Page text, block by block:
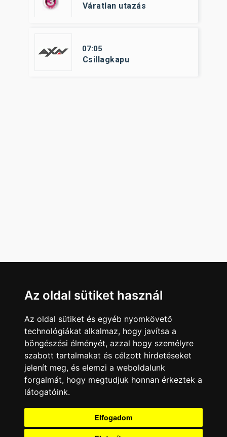
Váratlan utazás
07:05
Csillagkapu
Minden jog fenntartva © 2008 - 2026
A csatornák a műsorváltoztatás jogát
Az oldal sütiket használ
Az oldal sütiket és egyéb nyomkövető
technológiákat alkalmaz, hogy javítsa a
böngészési élményét, azzal hogy személyre
szabott tartalmakat és célzott hirdetéseket
jelenít meg, és elemzi a weboldalunk
forgalmát, hogy megtudjuk honnan érkeztek a
látogatóink.
Elfogadom